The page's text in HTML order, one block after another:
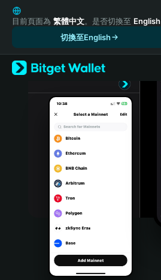
English
日本語
Русский
Español (Latinoamérica)
Türkçe
Português (Portugal)
Bahasa Indonesia
Português (Brasil)
Español (Argentina)
目前頁面為 繁體中文。是否切換至 English
切換至English